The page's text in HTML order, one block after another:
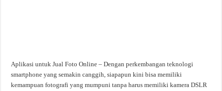
Aplikasi untuk Jual Foto Online – Dengan perkembangan teknologi
smartphone yang semakin canggih, siapapun kini bisa memiliki
kemampuan fotografi yang mumpuni tanpa harus memiliki kamera DSLR